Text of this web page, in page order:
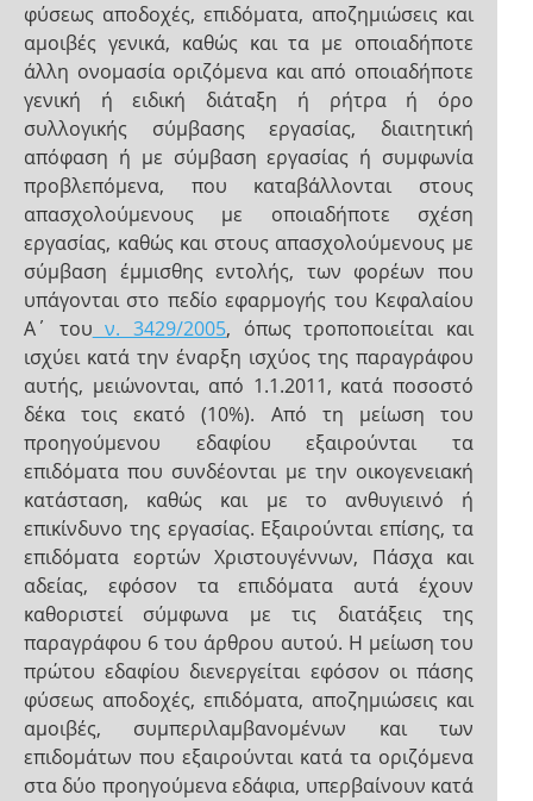
φύσεως αποδοχές, επιδόματα, αποζημιώσεις και
αμοιβές γενικά, καθώς και τα με οποιαδήποτε
άλλη ονομασία οριζόμενα και από οποιαδήποτε
γενική ή ειδική διάταξη ή ρήτρα ή όρο
συλλογικής σύμβασης εργασίας, διαιτητική
απόφαση ή με σύμβαση εργασίας ή συμφωνία
προβλεπόμενα, που καταβάλλονται στους
απασχολούμενους με οποιαδήποτε σχέση
εργασίας, καθώς και στους απασχολούμενους με
σύμβαση έμμισθης εντολής, των φορέων που
υπάγονται στο πεδίο εφαρμογής του Κεφαλαίου
Α΄ του ν. 3429/2005, όπως τροποποιείται και
ισχύει κατά την έναρξη ισχύος της παραγράφου
αυτής, μειώνονται, από 1.1.2011, κατά ποσοστό
δέκα τοις εκατό (10%). Από τη μείωση του
προηγούμενου εδαφίου εξαιρούνται τα
επιδόματα που συνδέονται με την οικογενειακή
κατάσταση, καθώς και με το ανθυγιεινό ή
επικίνδυνο της εργασίας. Εξαιρούνται επίσης, τα
επιδόματα εορτών Χριστουγέννων, Πάσχα και
αδείας, εφόσον τα επιδόματα αυτά έχουν
καθοριστεί σύμφωνα με τις διατάξεις της
παραγράφου 6 του άρθρου αυτού. Η μείωση του
πρώτου εδαφίου διενεργείται εφόσον οι πάσης
φύσεως αποδοχές, επιδόματα, αποζημιώσεις και
αμοιβές, συμπεριλαμβανομένων και των
επιδομάτων που εξαιρούνται κατά τα οριζόμενα
στα δύο προηγούμενα εδάφια, υπερβαίνουν κατά